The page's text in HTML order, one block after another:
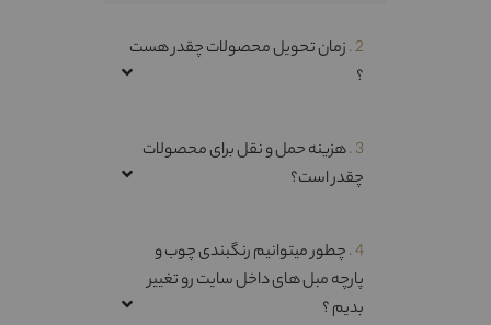
2 . زمان تحویل محصولات چقدر هست
؟
3 . هزینه حمل و نقل برای محصولات
چقدر است؟
4 . چطور میتوانیم رنگبندی چوب و
پارچه مبل های داخل سایت رو تغییر
بدیم ؟